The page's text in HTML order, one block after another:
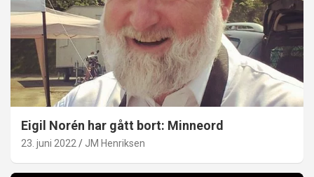
Eigil Norén har gått bort: Minneord
23. juni 2022 JM Henriksen